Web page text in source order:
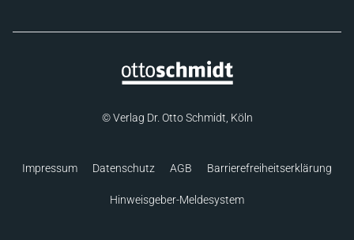
© Verlag Dr. Otto Schmidt, Köln
Impressum Datenschutz AGB Barrierefreiheitserklärung
Hinweisgeber-Meldesystem